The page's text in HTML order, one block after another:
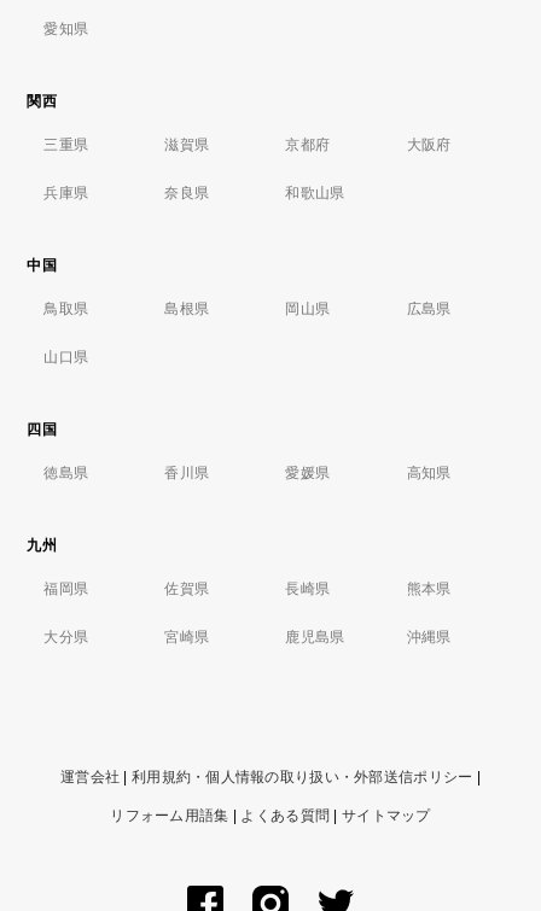
愛知県
関西
三重県 滋賀県 京都府 大阪府
兵庫県 奈良県 和歌山県
中国
鳥取県 島根県 岡山県 広島県
山口県
四国
徳島県 香川県 愛媛県 高知県
九州
福岡県 佐賀県 長崎県 熊本県
大分県 宮崎県 鹿児島県 沖縄県
運営会社 利用規約・個人情報の取り扱い・外部送信ポリシー
リフォーム用語集 よくある質問 サイトマップ